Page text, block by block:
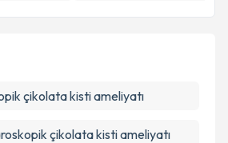
işlenmesine ilişkinAydınlatma
işlenmesini kabul ediyorum.
çikolata kisti ameliyatı
çikolata kisti ameliyatı